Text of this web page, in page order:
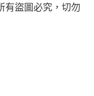
有盜圖必究，切勿